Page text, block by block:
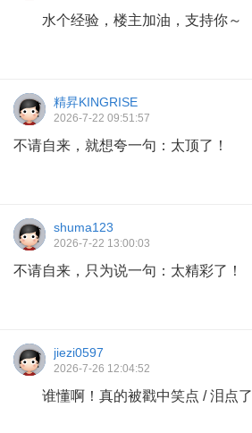
水个经验，楼主加油，支持你～
精昇KINGRISE
2026-7-22 09:51:57
不请自来，就想夸一句：太顶了！
shuma123
2026-7-22 13:00:03
不请自来，只为说一句：太精彩了！
jiezi0597
2026-7-26 12:04:52
谁懂啊！真的被戳中笑点 / 泪点了